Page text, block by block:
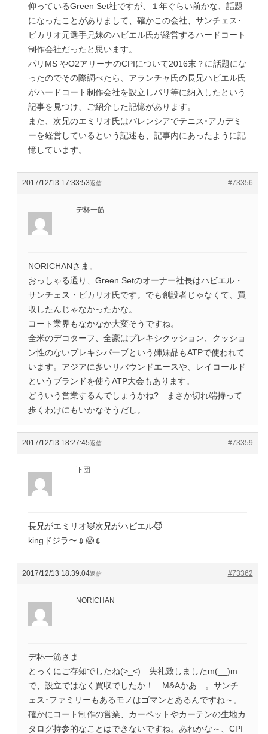
仰っているGreen Set社ですが、１年ぐらい前かな、話題
になったことがありまして、確かこの会社、サンチェス･
ビカリオ元選手兄妹のハビエル氏が経営するハードコート
制作会社だったと思います。
パリMS やO2アリーナのCPIについて2016末？に話題にな
ったのでその際調べたら、アランチャ氏の長兄ハビエル氏
がハードコート制作会社を設立しパリ等に納入したという
記事を見つけ、ご紹介した記憶があります。
また、次兄のエミリオ氏はバレンシアでテニス･アカデミ
ーを経営しているという記述も、記事内にあったように記
憶しています。
2017/12/13 17:33:53 #73356
返信
デ杯一筋
NORICHANさま。
おっしゃる通り、Green Setのオーナー社長はハビエル・
サンチェス・ビカリオ氏です。でも創設者じゃなくて、買
収したんじゃなかったかな。
コート業界もなかなか大変そうですね。
全米のデコターフ、全豪はプレキシクッション、クッショ
ン性のないプレキシパーブという姉妹品もATPで使われて
います。アジアに多いリバウンドエースや、レイコールド
というブランドを使うATP大会もあります。
どういう営業するんでしょうかね? まさか切れ端持って
歩くわけにもいかなそうだし。
2017/12/13 18:27:45 #73359
返信
下団
長兄がエミリオ👿次兄がハビエル😈
kingドジラ〜💉😱💉
2017/12/13 18:39:04 #73362
返信
NORICHAN
デ杯一筋さま
とっくにご存知でしたね(>_<) 失礼致しましたm(__)m
で、設立ではなく買収でしたか！ M&Aかあ…。サンチ
ェス･ファミリーもあるモノはゴマンとあるんですね～。
確かにコート制作の営業、カーペットやカーテンの生地カ
タログ持参的なことはできないですね。あれかな～、CPI